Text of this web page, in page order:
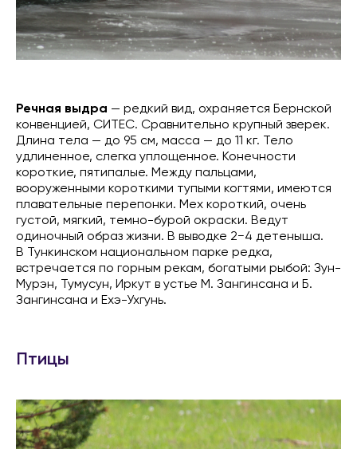
Речная выдра — редкий вид, охраняется Бернской
конвенцией, СИТЕС. Сравнительно крупный зверек.
Длина тела — до 95 см, масса — до 11 кг. Тело
удлиненное, слегка уплощенное. Конечности
короткие, пятипалые. Между пальцами,
вооруженными короткими тупыми когтями, имеются
плавательные перепонки. Мех короткий, очень
густой, мягкий, темно-бурой окраски. Ведут
одиночный образ жизни. В выводке 2−4 детеныша.
В Тункинском национальном парке редка,
встречается по горным рекам, богатыми рыбой: Зун-
Мурэн, Тумусун, Иркут в устье М. Зангинсана и Б.
Зангинсана и Ехэ-Ухгунь.
Птицы